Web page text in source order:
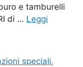
e tamburelli
di … Leggi
speciali,